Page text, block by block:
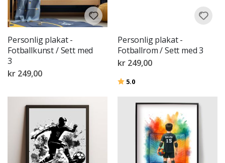
Personlig plakat -
Fotballkunst / Sett med
3
kr 249,00
Personlig plakat -
Fotballrom / Sett med 3
kr 249,00
Karakter:
5.0